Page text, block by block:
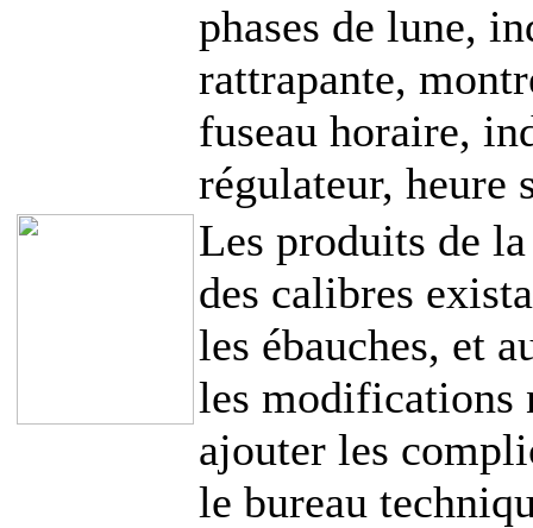
phases de lune,
rattrapante,
fuseau horaire,
régulateur, heure
Les produits de
des calibres
les ébauches, et
les modifications
ajouter les
le bureau